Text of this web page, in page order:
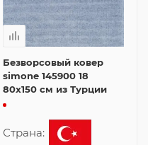
Безворсовый ковер
simone 145900 18
80x150 см из Турции
Страна: